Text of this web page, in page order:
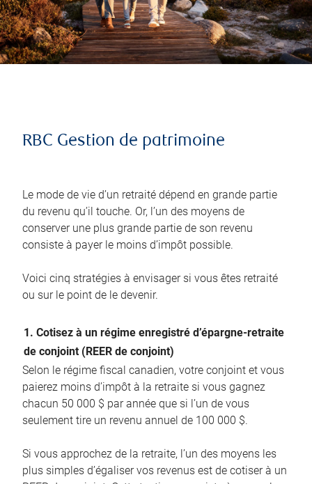
RBC Gestion de patrimoine
Le mode de vie d’un retraité dépend en grande partie
du revenu qu’il touche. Or, l’un des moyens de
conserver une plus grande partie de son revenu
consiste à payer le moins d’impôt possible.
Voici cinq stratégies à envisager si vous êtes retraité
ou sur le point de le devenir.
1. Cotisez à un régime enregistré d’épargne-retraite
de conjoint (REER de conjoint)
Selon le régime fiscal canadien, votre conjoint et vous
paierez moins d’impôt à la retraite si vous gagnez
chacun 50 000 $ par année que si l’un de vous
seulement tire un revenu annuel de 100 000 $.
Si vous approchez de la retraite, l’un des moyens les
plus simples d’égaliser vos revenus est de cotiser à un